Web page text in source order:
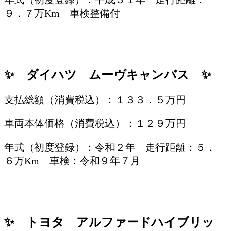
９．７万Km 車検整備付
✨ ダイハツ ムーヴキャンバス ✨
支払総額（消費税込）：１３３．５万円
車両本体価格（消費税込）：１２９万円
年式（初度登録）：令和２年 走行距離：５．
６万Km 車検：令和９年７月
✨ トヨタ アルファードハイブリッ